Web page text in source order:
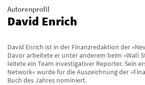
Autorenprofil
David Enrich
David Enrich ist in der Finanzredaktion der
Davor arbeitete er unter anderem beim »Wall
leitete ein Team investigativer Reporter. Sein
Network« wurde für die Auszeichnung der
Buch des Jahres nominiert.